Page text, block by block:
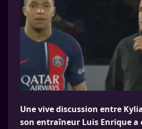
Une vive discussion entre
son entraîneur Luis Enrique a